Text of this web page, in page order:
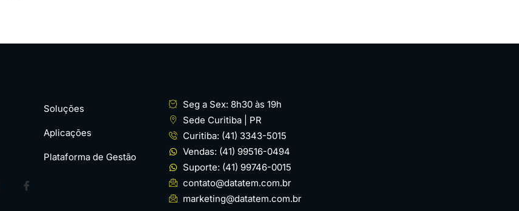
Soluções
Aplicações
Plataforma de Gestão
Seg a Sex: 8h30 às 19h
Sede Curitiba | PR
Curitiba: (41) 3343-5015
Vendas: (41) 99516-0494
Suporte: (41) 99746-0015
contato@datatem.com.br
marketing@datatem.com.br